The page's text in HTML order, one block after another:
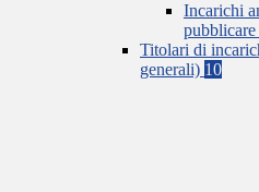
Incarichi
Titolari di
generali) 10